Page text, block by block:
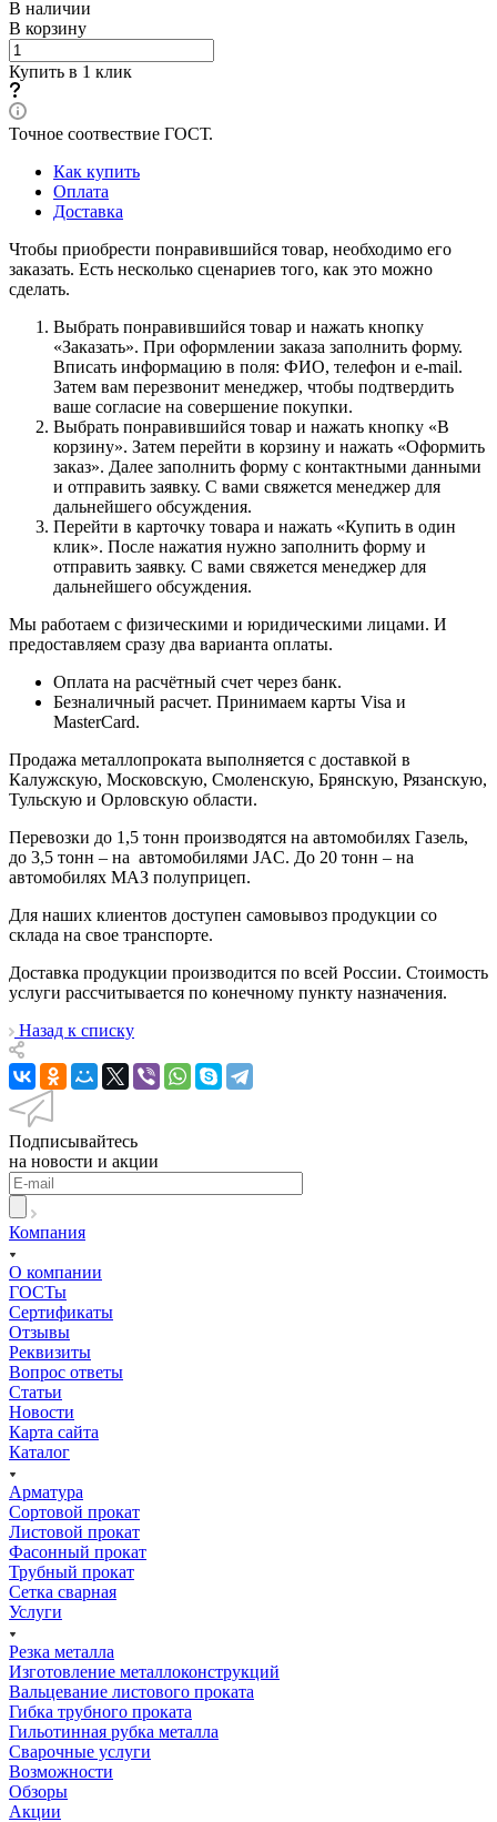
В наличии
В корзину
Купить в 1 клик
Точное соотвествие ГОСТ.
Как купить
Оплата
Доставка
Чтобы приобрести понравившийся товар, необходимо его
заказать. Есть несколько сценариев того, как это можно
сделать.
Выбрать понравившийся товар и нажать кнопку
«Заказать». При оформлении заказа заполнить форму.
Вписать информацию в поля: ФИО, телефон и e-mail.
Затем вам перезвонит менеджер, чтобы подтвердить
ваше согласие на совершение покупки.
Выбрать понравившийся товар и нажать кнопку «В
корзину». Затем перейти в корзину и нажать «Оформить
заказ». Далее заполнить форму с контактными данными
и отправить заявку. С вами свяжется менеджер для
дальнейшего обсуждения.
Перейти в карточку товара и нажать «Купить в один
клик». После нажатия нужно заполнить форму и
отправить заявку. С вами свяжется менеджер для
дальнейшего обсуждения.
Мы работаем с физическими и юридическими лицами. И
предоставляем сразу два варианта оплаты.
Оплата на расчётный счет через банк.
Безналичный расчет. Принимаем карты Visa и
MasterCard.
Продажа металлопроката выполняется с доставкой в
Калужскую, Московскую, Смоленскую, Брянскую, Рязанскую,
Тульскую и Орловскую области.
Перевозки до 1,5 тонн производятся на автомобилях Газель,
до 3,5 тонн – на автомобилями JAC. До 20 тонн – на
автомобилях МАЗ полуприцеп.
Для наших клиентов доступен самовывоз продукции со
склада на свое транспорте.
Доставка продукции производится по всей России. Стоимость
услуги рассчитывается по конечному пункту назначения.
Назад к списку
Подписывайтесь
на новости и акции
Компания
О компании
ГОСТы
Сертификаты
Отзывы
Реквизиты
Вопрос ответы
Статьи
Новости
Карта сайта
Каталог
Арматура
Сортовой прокат
Листовой прокат
Фасонный прокат
Трубный прокат
Сетка сварная
Услуги
Резка металла
Изготовление металлоконструкций
Вальцевание листового проката
Гибка трубного проката
Гильотинная рубка металла
Сварочные услуги
Возможности
Обзоры
Акции